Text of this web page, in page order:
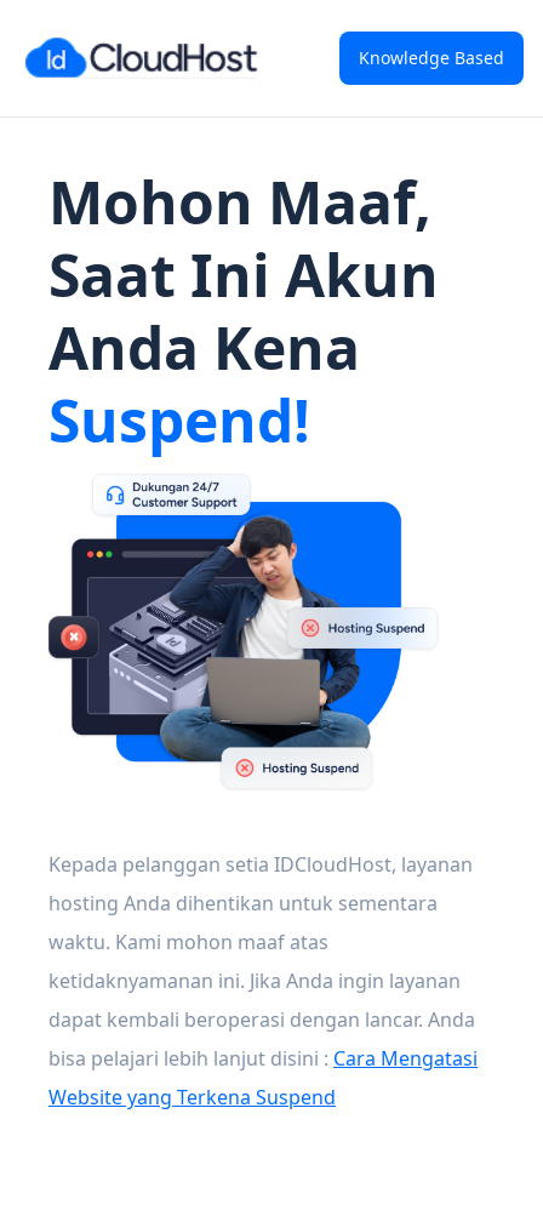
Knowledge Based
Mohon Maaf,
Saat Ini Akun
Anda Kena
Suspend!
Kepada pelanggan setia IDCloudHost, layanan
hosting Anda dihentikan untuk sementara
waktu. Kami mohon maaf atas
ketidaknyamanan ini. Jika Anda ingin layanan
dapat kembali beroperasi dengan lancar. Anda
bisa pelajari lebih lanjut disini : Cara Mengatasi
Website yang Terkena Suspend